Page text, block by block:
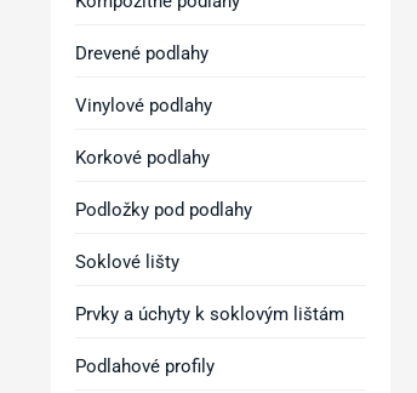
Drevené podlahy
Vinylové podlahy
Korkové podlahy
Podložky pod podlahy
Soklové lišty
Prvky a úchyty k soklovým lištám
Podlahové profily